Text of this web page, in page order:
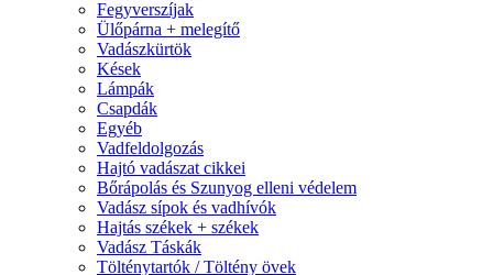
Fegyverszíjak
Ülőpárna + melegítő
Vadászkürtök
Kések
Lámpák
Csapdák
Egyéb
Vadfeldolgozás
Hajtó vadászat cikkei
Bőrápolás és Szunyog elleni védelem
Vadász sípok és vadhívók
Hajtás székek + székek
Vadász Táskák
Tölténytartók / Töltény övek